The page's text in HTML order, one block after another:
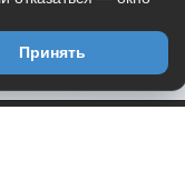
Принять